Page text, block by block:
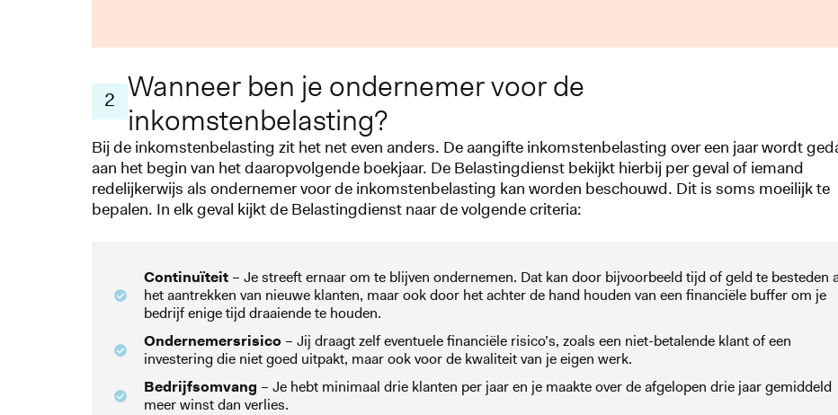
2 Wanneer ben je ondernemer voor de
inkomstenbelasting?
Bij de inkomstenbelasting zit het net even anders. De aangifte inkomstenbelasting over een jaar wordt
aan het begin van het daaropvolgende boekjaar. De Belastingdienst bekijkt hierbij per geval of iemand
redelijkerwijs als ondernemer voor de inkomstenbelasting kan worden beschouwd. Dit is soms moeilijk te
bepalen. In elk geval kijkt de Belastingdienst naar de volgende criteria:
Continuïteit– Je streeft ernaar om te blijven ondernemen. Dat kan door bijvoorbeeld tijd of geld te besteden
het aantrekken van nieuwe klanten, maar ook door het achter de hand houden van een financiële buffer om je
bedrijf enige tijd draaiende te houden.
Ondernemersrisico– Jij draagt zelf eventuele financiële risico’s, zoals een niet-betalende klant of een
investering die niet goed uitpakt, maar ook voor de kwaliteit van je eigen werk.
Bedrijfsomvang – Je hebt minimaal drie klanten per jaar en je maakte over de afgelopen drie jaar gemiddeld
meer winst dan verlies.